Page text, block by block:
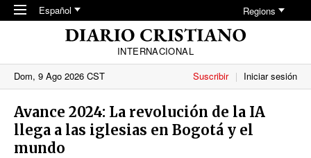
Skip to main content
Español Regions
INTERNACIONAL
Dom, 9 Ago 2026 CST
Suscribir Iniciar sesión
Avance 2024: La revolución de la IA
llega a las iglesias en Bogotá y el
mundo